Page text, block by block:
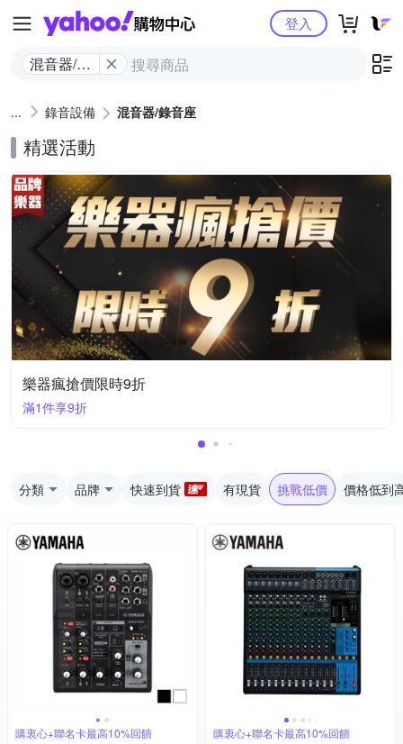
Yahoo購物中心
混音器/錄
登入
錄音設備 混音器/錄音座
精選活動
樂器瘋搶價限時9折
滿1件享9折
分類 品牌 快速到貨 有現貨 挑戰低價 價格低到
購衷心+聯名卡最高10%回饋 購衷心+聯名卡最高10%回饋